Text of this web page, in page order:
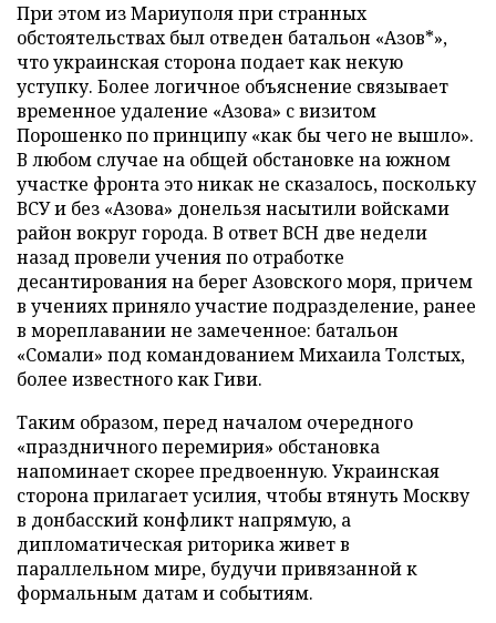
При этом из Мариуполя при странных
обстоятельствах был отведен батальон «Азов*»,
что украинская сторона подает как некую
уступку. Более логичное объяснение связывает
временное удаление «Азова» с визитом
Порошенко по принципу «как бы чего не вышло».
В любом случае на общей обстановке на южном
участке фронта это никак не сказалось, поскольку
ВСУ и без «Азова» донельзя насытили войсками
район вокруг города. В ответ ВСН две недели
назад провели учения по отработке
десантирования на берег Азовского моря, причем
в учениях приняло участие подразделение, ранее
в мореплавании не замеченное: батальон
«Сомали» под командованием Михаила Толстых,
более известного как Гиви.
Таким образом, перед началом очередного
«праздничного перемирия» обстановка
напоминает скорее предвоенную. Украинская
сторона прилагает усилия, чтобы втянуть Москву
в донбасский конфликт напрямую, а
дипломатическая риторика живет в
параллельном мире, будучи привязанной к
формальным датам и событиям.